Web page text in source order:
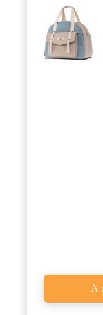
ハイキング
/ 【乾湿分離
使用した防
のを分けて
なら、濡れ
ものを入れ
/ 【耐久性】
オックスフ
がありませ
耗性があり